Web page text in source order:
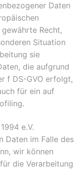
Daten
Recht,
Situation
sie
die aufgrund
f DS-GVO erfolgt,
für ein auf
e.V.
Daten im Falle des
wir können
die Verarbeitung